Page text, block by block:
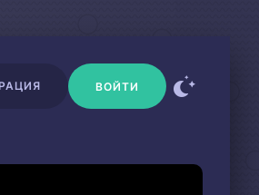
ВОЙТИ